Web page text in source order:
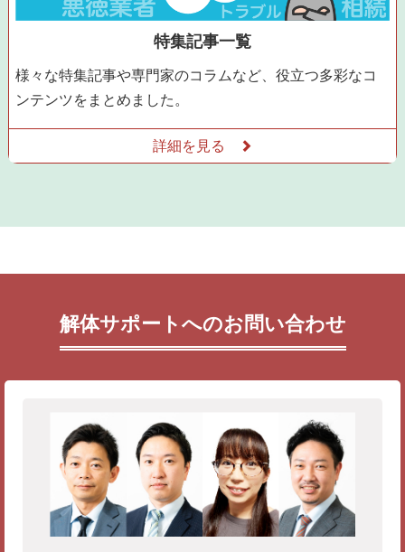
特集記事一覧
様々な特集記事や専門家のコラムなど、役立つ多彩なコ
ンテンツをまとめました。
詳細を見る
解体サポートへのお問い合わせ